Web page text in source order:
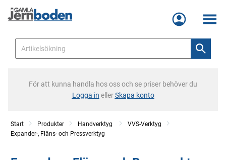
Meny
För att kunna handla hos oss och se priser behöver du
Logga in ellerSkapa konto
Start Produkter Handverktyg
VVS-Verktyg
Expander-, Fläns- och Pressverktyg